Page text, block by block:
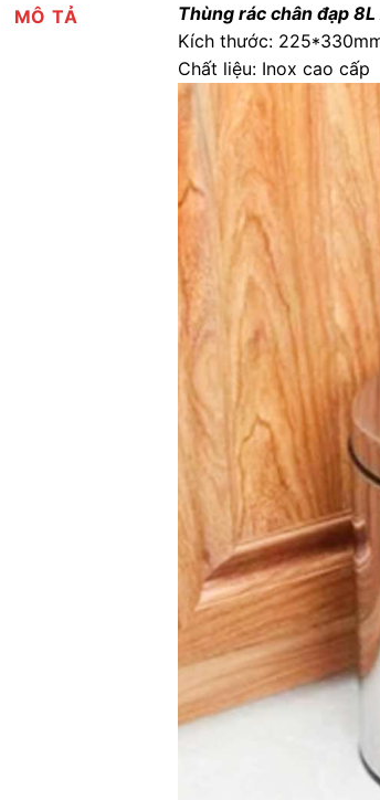
MÔ TẢ
Thùng rác chân đạp 8L
Kích thước:
Chất liệu: Inox cao cấp